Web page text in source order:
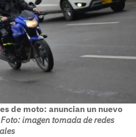
de moto: anuncian un nuevo
Foto: imagen tomada de redes